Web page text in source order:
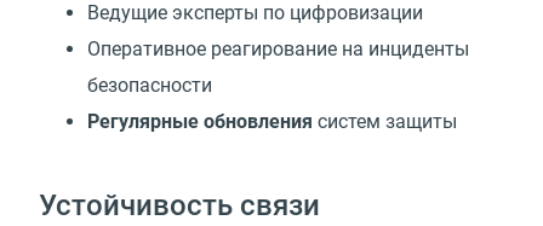
Ведущие эксперты по цифровизации
Оперативное реагирование на инциденты
безопасности
Регулярные обновления систем защиты
Устойчивость связи